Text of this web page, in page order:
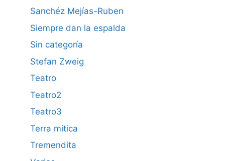
Sanchéz Mejías-Ruben
Siempre dan la espalda
Sin categoría
Stefan Zweig
Teatro
Teatro2
Teatro3
Terra mitica
Tremendita